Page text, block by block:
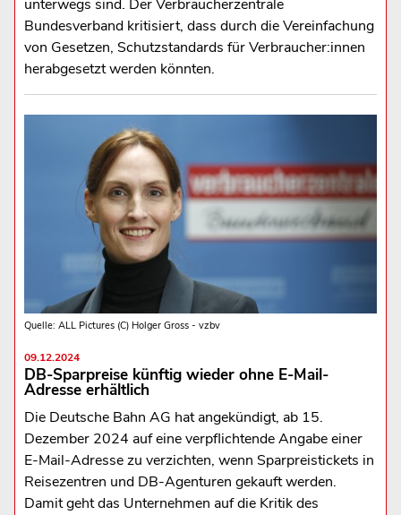
unterwegs sind. Der Verbraucherzentrale
Bundesverband kritisiert, dass durch die Vereinfachung
von Gesetzen, Schutzstandards für Verbraucher:innen
herabgesetzt werden könnten.
Quelle: ALL Pictures (C) Holger Gross - vzbv
09.12.2024
DB-Sparpreise künftig wieder ohne E-Mail-
Adresse erhältlich
Die Deutsche Bahn AG hat angekündigt, ab 15.
Dezember 2024 auf eine verpflichtende Angabe einer
E-Mail-Adresse zu verzichten, wenn Sparpreistickets in
Reisezentren und DB-Agenturen gekauft werden.
Damit geht das Unternehmen auf die Kritik des